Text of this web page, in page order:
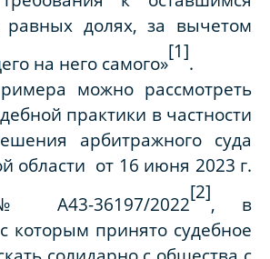
долях, за вычетом
на него самого»
[1]
.
можно рассмотреть
практики в частности
арбитражного суда
области от 16 июня 2023 г.
36197/2022
[2]
, в
которым принято судебное